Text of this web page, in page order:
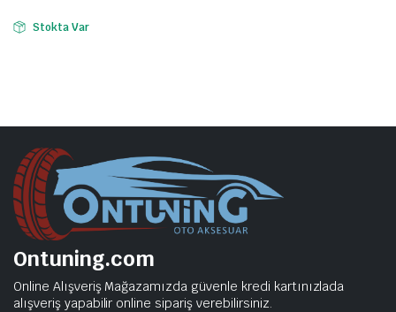
Stokta Var
Ontuning.com
Online Alışveriş Mağazamızda güvenle kredi kartınızlada
alışveriş yapabilir online sipariş verebilirsiniz.